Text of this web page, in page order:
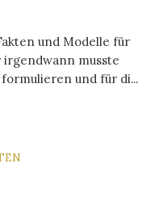
und Modelle für
irgendwann musste
und für di...